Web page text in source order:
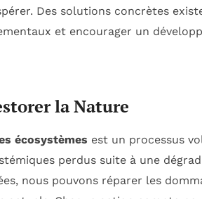
Des solutions concrètes
et encourager un
la Nature
écosystèmes est un processus
perdus suite à une
nous pouvons réparer les